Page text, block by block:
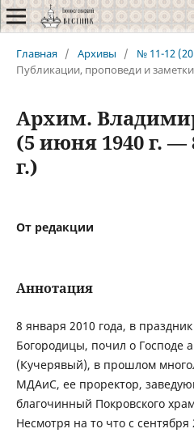
Главная / Архивы / № 11-12
Публикации, проповеди и заметки
Архим.
(5 июня 1940 г. —
г.)
От редакции
Аннотация
8 января 2010 года, в
Богородицы, почил о Господе
(Кучерявый), в прошлом
МДАиС, ее проректор,
благочинный Покровского
Несмотря на то что с